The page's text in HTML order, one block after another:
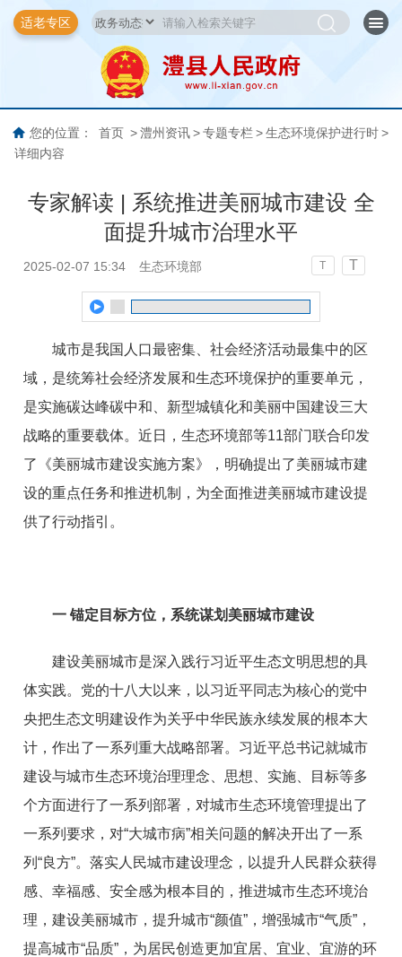
适老专区
您的位置： 首页 > 澧州资讯 > 专题专栏 > 生态环境保护进行时 >
详细内容
专家解读 | 系统推进美丽城市建设 全
面提升城市治理水平
2025-02-07 15:34 生态环境部 T T
城市是我国人口最密集、社会经济活动最集中的区
域，是统筹社会经济发展和生态环境保护的重要单元，
是实施碳达峰碳中和、新型城镇化和美丽中国建设三大
战略的重要载体。近日，生态环境部等11部门联合印发
了《美丽城市建设实施方案》，明确提出了美丽城市建
设的重点任务和推进机制，为全面推进美丽城市建设提
供了行动指引。
一 锚定目标方位，系统谋划美丽城市建设
建设美丽城市是深入践行习近平生态文明思想的具
体实践。党的十八大以来，以习近平同志为核心的党中
央把生态文明建设作为关乎中华民族永续发展的根本大
计，作出了一系列重大战略部署。习近平总书记就城市
建设与城市生态环境治理理念、思想、实施、目标等多
个方面进行了一系列部署，对城市生态环境管理提出了
一系列要求，对“大城市病”相关问题的解决开出了一系
列“良方”。落实人民城市建设理念，以提升人民群众获得
感、幸福感、安全感为根本目的，推进城市生态环境治
理，建设美丽城市，提升城市“颜值”，增强城市“气质”，
提高城市“品质”，为居民创造更加宜居、宜业、宜游的环